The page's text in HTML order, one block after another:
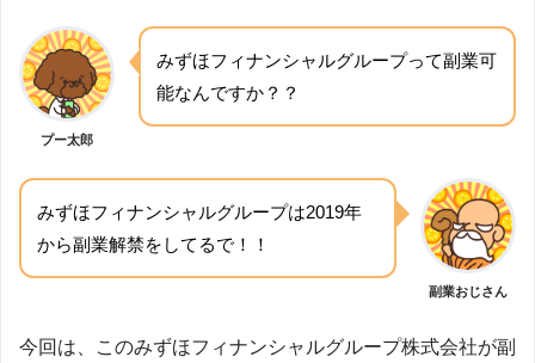
プー太郎
みずほフィナンシャルグループって副業可
能なんですか？？
みずほフィナンシャルグループは2019年
から副業解禁をしてるで！！
副業おじさん
今回は、このみずほフィナンシャルグループ株式会社が副